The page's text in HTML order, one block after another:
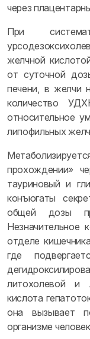
через
При
желчной
от суточной
печени, в желчи
количество
относительное
липофильных
прохождении»
тауриновый и
конъюгаты
общей дозы
Незначительное
отделе
где
литохолевой и
кислота
она вызывает
организме